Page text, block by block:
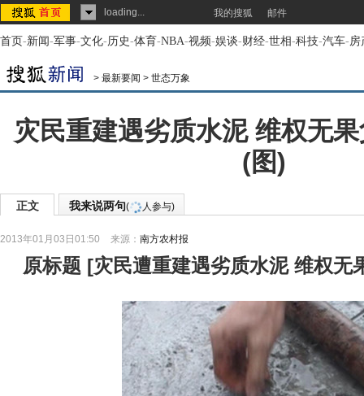
loading... 我的搜狐 邮件
首页-新闻-军事-文化-历史-体育-NBA-视频-娱谈-财经-世相-科技-汽车-房
> 最新要闻 > 世态万象
灾民重建遇劣质水泥 维权无
(图)
正文 我来说两句( 人参与)
2013年01月03日01:50 来源： 南方农村报
原标题 [灾民遭重建遇劣质水泥 维权无